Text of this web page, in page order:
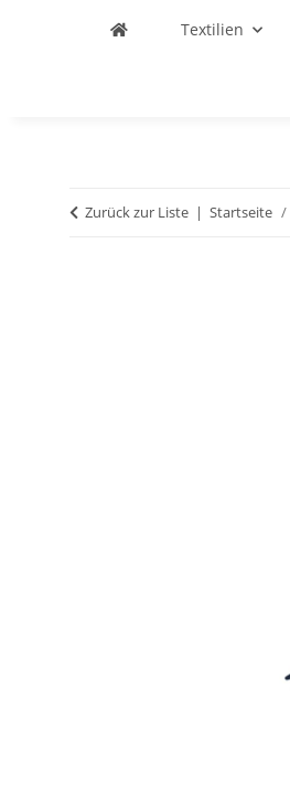
Textilien
Zurück zur Liste Startseite